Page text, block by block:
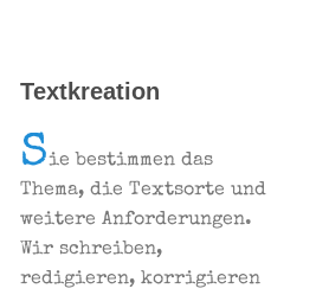
Textkreation
Sie bestimmen das
Thema, die Textsorte und
weitere Anforderungen.
Wir schreiben,
redigieren, korrigieren